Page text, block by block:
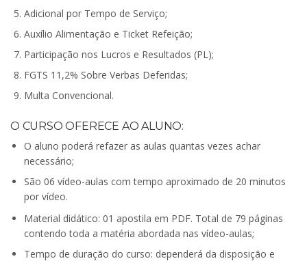
Adicional por Tempo de Serviço;
Auxílio Alimentação e Ticket Refeição;
Participação nos Lucros e Resultados (PL);
FGTS 11,2% Sobre Verbas Deferidas;
Multa Convencional.
O CURSO OFERECE AO ALUNO:
O aluno poderá refazer as aulas quantas vezes achar
necessário;
São 06 vídeo-aulas com tempo aproximado de 20 minutos
por vídeo.
Material didático: 01 apostila em PDF. Total de 79 páginas
contendo toda a matéria abordada nas vídeo-aulas;
Tempo de duração do curso: dependerá da disposição e